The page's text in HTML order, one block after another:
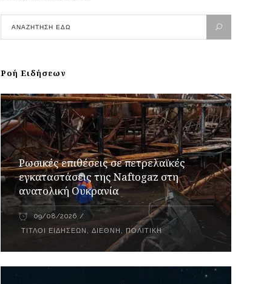
Ροή Ειδήσεων
Ρωσικές επιθέσεις σε πετρελαϊκές
εγκαταστάσεις της Naftogaz στη
ανατολική Ουκρανία
09/08/2026
ΤΊΤΛΟΙ ΕΙΔΉΣΕΩΝ ,ΔΙΕΘΝΉ , ΠΟΛΙΤΙΚΉ